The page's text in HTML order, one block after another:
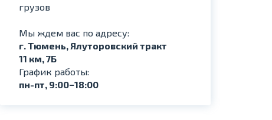
грузов
Мы ждем вас по адресу:
г. Тюмень, Ялуторовский тракт
11 км, 7Б
График работы:
пн-пт, 9:00−18:00